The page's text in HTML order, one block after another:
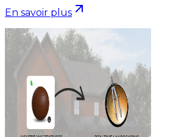
En savoir plus